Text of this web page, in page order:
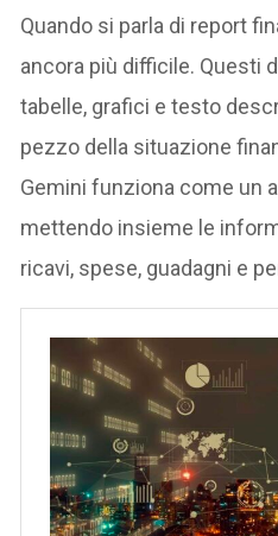
Quando si parla di report
ancora più difficile. Questi
tabelle, grafici e testo
pezzo della situazione
Gemini funziona come un
mettendo insieme le
ricavi, spese, guadagni e